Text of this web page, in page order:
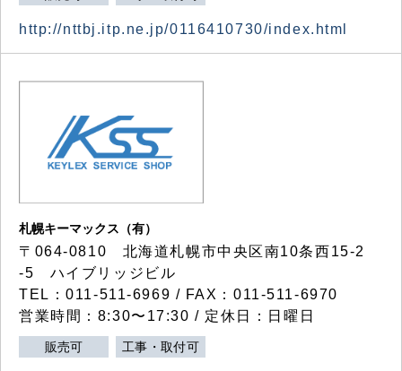
http://nttbj.itp.ne.jp/0116410730/index.html
札幌キーマックス（有）
〒064-0810 北海道札幌市中央区南10条西15-2
-5 ハイブリッジビル
TEL：011-511-6969 / FAX：011-511-6970
営業時間：8:30〜17:30 / 定休日：日曜日
販売可 工事・取付可